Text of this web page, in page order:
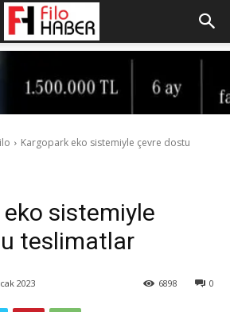
Kargopark eko sistemiyle çevre dostu
sistemiyle
teslimatlar
2023 0
6898